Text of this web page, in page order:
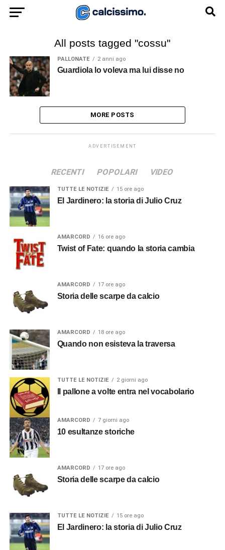
All posts tagged "cossu"
PALLONATE 2 anni ago
Guardiola lo voleva ma lui disse no
MORE POSTS
ADVERTISEMENT
RECENTI POPOLARI VIDEO
TUTTE LE NOTIZIE 15 ore ago
El Jardinero: la storia di Julio Cruz
AMARCORD 16 ore ago
Twist of Fate: quando la storia cambia
AMARCORD 17 ore ago
Storia delle scarpe da calcio
AMARCORD 18 ore ago
Quando non esisteva la traversa
TUTTE LE NOTIZIE 2 giorni ago
Il pallone a volte entra nel vocabolario
AMARCORD 7 giorni ago
10 esultanze storiche
AMARCORD 17 ore ago
Storia delle scarpe da calcio
TUTTE LE NOTIZIE 15 ore ago
El Jardinero: la storia di Julio Cruz